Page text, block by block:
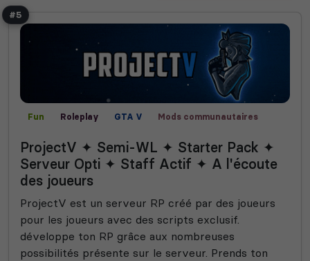
#5
Fun Roleplay GTA V
Mods communautaires
ProjectV ✦ Semi-WL ✦ Starter Pack ✦
Serveur Opti ✦ Staff Actif ✦ A l'écoute
des joueurs
ProjectV est un serveur RP créé par des joueurs
pour les joueurs avec des scripts exclusif.
développe ton RP grâce aux nombreuses
possibilités présente sur le serveur. Prends ton